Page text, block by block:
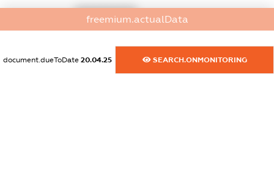
XXXXXXXXXX
freemium.actualData
document.dueToDate 20.04.25 SEARCH.ONMONITORING